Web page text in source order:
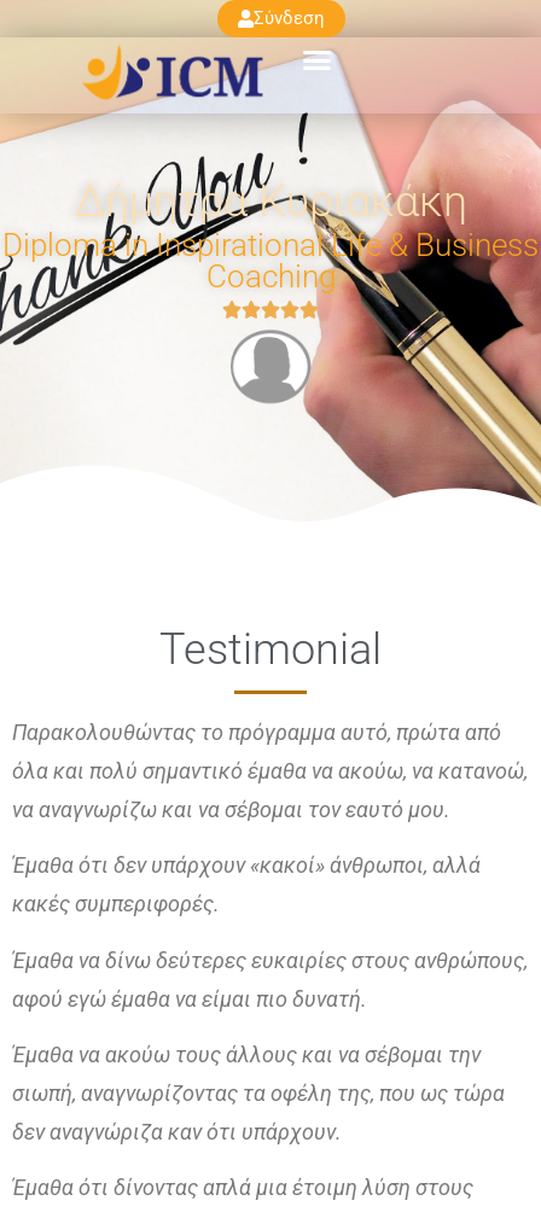
Σύνδεση
Δήμητρα Κυριακάκη
Diploma in Inspirational Life & Business
Coaching

Testimonial
Παρακολουθώντας το πρόγραμμα αυτό, πρώτα από
όλα και πολύ σημαντικό έμαθα να ακούω, να κατανοώ,
να αναγνωρίζω και να σέβομαι τον εαυτό μου.
Έμαθα ότι δεν υπάρχουν «κακοί» άνθρωποι, αλλά
κακές συμπεριφορές.
Έμαθα να δίνω δεύτερες ευκαιρίες στους ανθρώπους,
αφού εγώ έμαθα να είμαι πιο δυνατή.
Έμαθα να ακούω τους άλλους και να σέβομαι την
σιωπή, αναγνωρίζοντας τα οφέλη της, που ως τώρα
δεν αναγνώριζα καν ότι υπάρχουν.
Έμαθα ότι δίνοντας απλά μια έτοιμη λύση στους